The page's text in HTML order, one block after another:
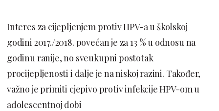
Interes za cijepljenjem protiv HPV-a u školskoj
godini 2017./2018. povećan je za 13 % u odnosu na
godinu ranije, no sveukupni postotak
procijepljenosti i dalje je na niskoj razini. Također,
važno je primiti cjepivo protiv infekcije HPV-om u
adolescentnoj dobi